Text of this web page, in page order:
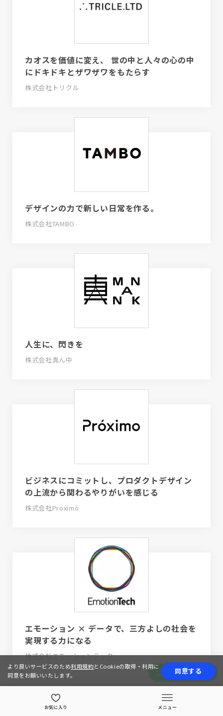
お気に入り メニュー
この会社の求人情報
カオスを価値に変え、 世の中と人々の心の中
にドキドキとザワザワをもたらす
株式会社トリクル
デザインの力で新しい日常を作る。
株式会社TAMBO
人生に、閃きを
株式会社真ん中
ビジネスにコミットし、プロダクトデザイン
の上流から関わるやりがいを感じる
株式会社Proximo
エモーション × データで、三方よしの社会を
実現する力になる
株式会社エモーションテック
より良いサービスのため利用規約とCookieの取得・利用に
同意をお願いいたします。
同意する